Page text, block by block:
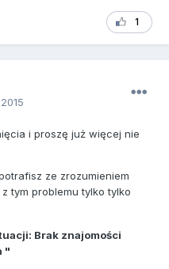
1
i proszę już więcej nie
ze zrozumieniem
tym problemu tylko tylko
Brak znajomości
"